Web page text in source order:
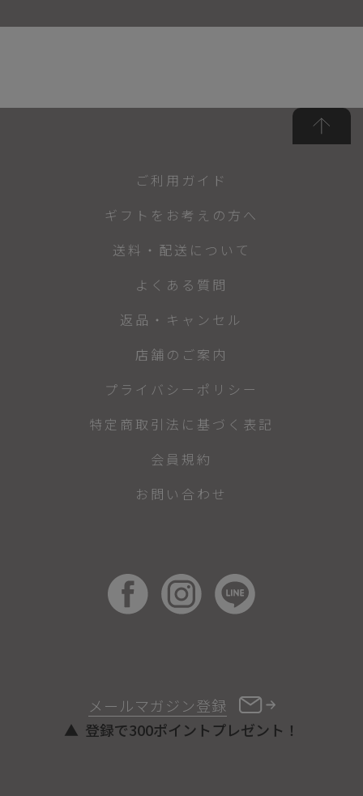
メールマガジン登録
登録で300ポイントプレゼント！
ご利用ガイド
ギフトをお考えの方へ
送料・配送について
よくある質問
返品・キャンセル
店舗のご案内
プライバシーポリシー
特定商取引法に基づく表記
会員規約
お問い合わせ